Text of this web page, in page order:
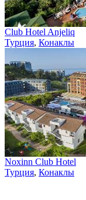
Club Hotel Anjeliq
Турция, Конаклы
Noxinn Club Hotel
Турция, Конаклы